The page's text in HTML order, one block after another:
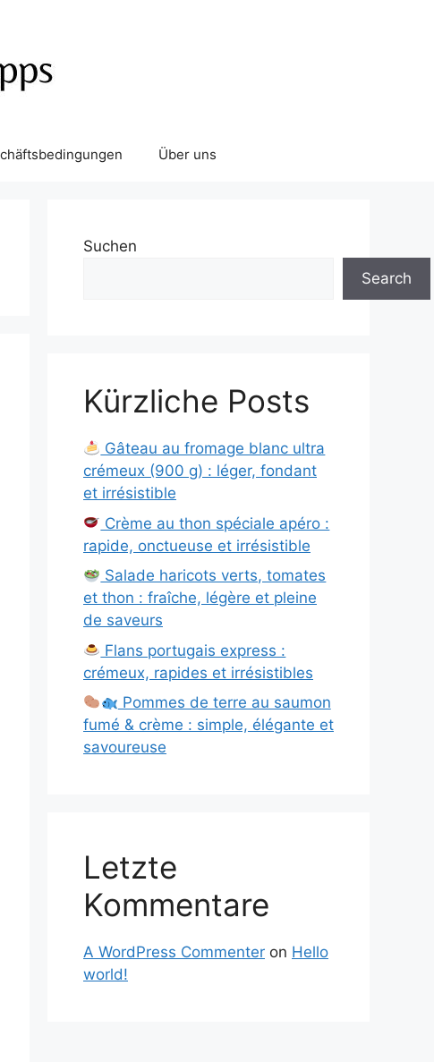
Über uns
Suchen
Search
Kürzliche Posts
Gâteau au fromage blanc ultra
crémeux (900 g) : léger, fondant
et irrésistible
Crème au thon spéciale apéro :
rapide, onctueuse et irrésistible
Salade haricots verts, tomates
et thon : fraîche, légère et pleine
de saveurs
Flans portugais express :
crémeux, rapides et irrésistibles
Pommes de terre au saumon
fumé & crème : simple, élégante et
savoureuse
Letzte
Kommentare
A WordPress Commenter on Hello
world!